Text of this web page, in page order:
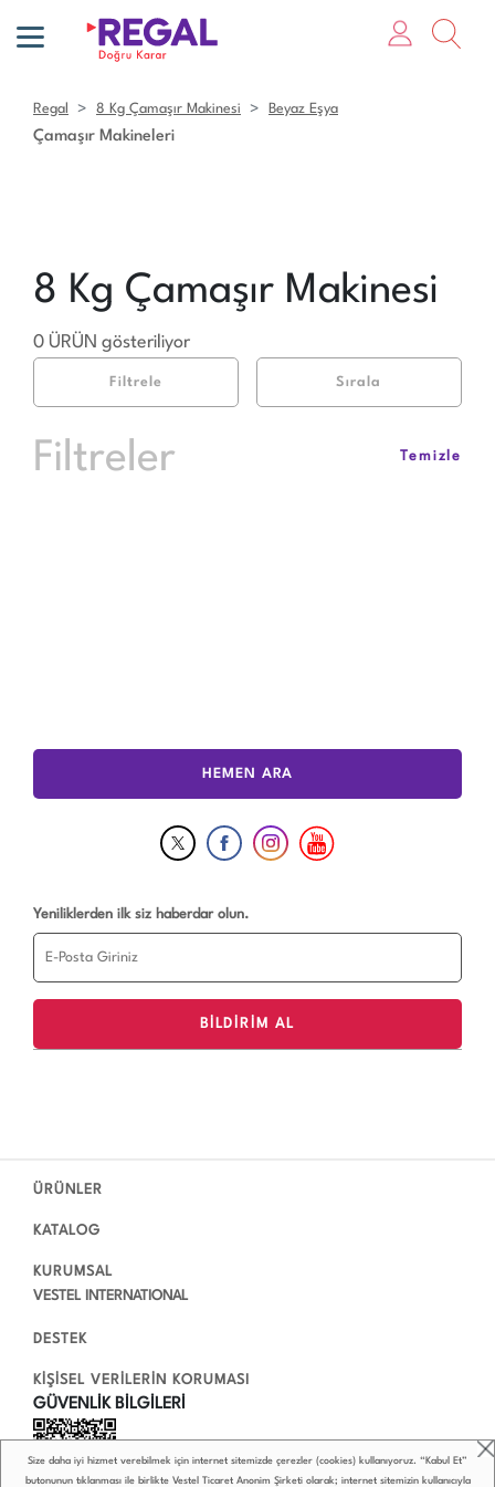
Regal 8 Kg Çamaşır Makinesi Beyaz Eşya
Çamaşır Makineleri
8 Kg Çamaşır Makinesi
0 ÜRÜN gösteriliyor
Filtrele Sırala
Filtreler Temizle
Size daha iyi hizmet verebilmek için internet sitemizde çerezler (cookies) kullanıyoruz. “Kabul Et”
butonunun tıklanması ile birlikte Vestel Ticaret Anonim Şirketi olarak; internet sitemizin kullanıcıyla
HEMEN ARA
Yeniliklerden ilk siz haberdar olun.
ÜRÜNLER
KATALOG
KURUMSAL
VESTEL INTERNATIONAL
DESTEK
KİŞİSEL VERİLERİN KORUMASI
GÜVENLİK BİLGİLERİ